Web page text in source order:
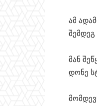
ამ
მან
დონე